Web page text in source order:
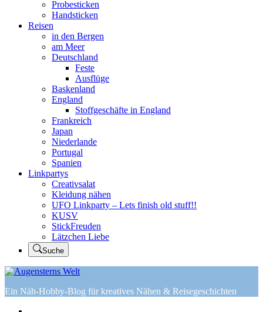
Probesticken
Handsticken
Reisen
in den Bergen
am Meer
Deutschland
Feste
Ausflüge
Baskenland
England
Stoffgeschäfte in England
Frankreich
Japan
Niederlande
Portugal
Spanien
Linkpartys
Creativsalat
Kleidung nähen
UFO Linkparty – Lets finish old stuff!!
KUSV
StickFreuden
Lätzchen Liebe
Suche
Ein Näh-Hobby-Blog für kreatives Nähen & Reisegeschichten